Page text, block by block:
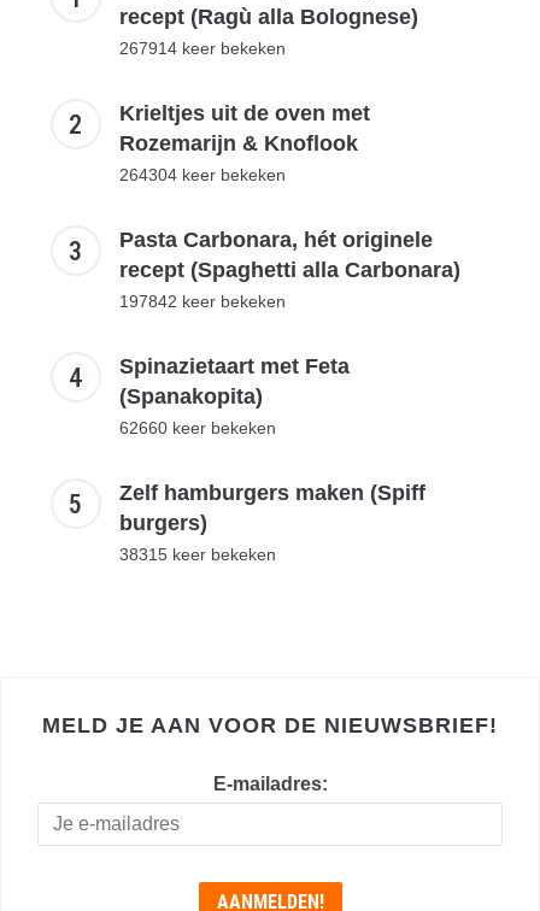
recept (Ragù alla Bolognese)
267914 keer bekeken
Krieltjes uit de oven met
Rozemarijn & Knoflook
264304 keer bekeken
Pasta Carbonara, hét originele
recept (Spaghetti alla Carbonara)
197842 keer bekeken
Spinazietaart met Feta
(Spanakopita)
62660 keer bekeken
Zelf hamburgers maken (Spiff
burgers)
38315 keer bekeken
MELD JE AAN VOOR DE NIEUWSBRIEF!
E-mailadres: